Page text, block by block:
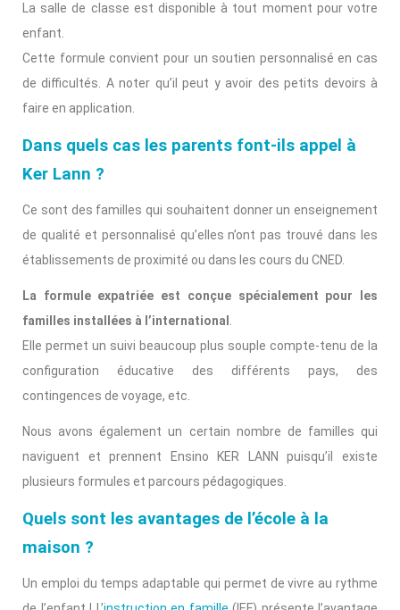
La salle de classe est disponible à tout moment pour votre
enfant.
Cette formule convient pour un soutien personnalisé en cas
de difficultés. A noter qu’il peut y avoir des petits devoirs à
faire en application.
Dans quels cas les parents font-ils appel à
Ker Lann ?
Ce sont des familles qui souhaitent donner un enseignement
de qualité et personnalisé qu’elles n’ont pas trouvé dans les
établissements de proximité ou dans les cours du CNED.
La formule expatriée est conçue spécialement pour les
familles installées à l’international
Elle permet un suivi beaucoup plus souple compte-tenu de la
configuration éducative des différents pays, des
contingences de voyage, etc.
Nous avons également un certain nombre de familles qui
naviguent et prennent Ensino KER LANN puisqu’il existe
plusieurs formules et parcours pédagogiques.
Quels sont les avantages de l’école à la
maison ?
Un emploi du temps adaptable qui permet de vivre au rythme